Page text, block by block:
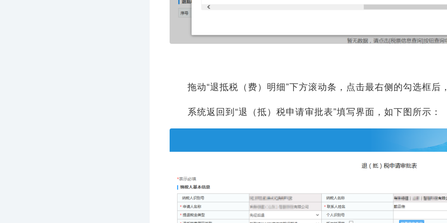
拖动“退抵税（费）明细”下方滚动条，点击最右侧的勾选框后
系统返回到“退（抵）税申请审批表”填写界面，如下图所示：